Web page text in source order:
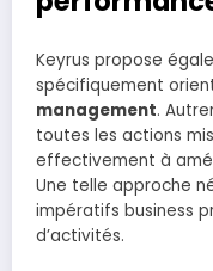
Keyrus propose
spécifiquement
management.
toutes les actions
effectivement à
Une telle approche
impératifs business
d’activités.